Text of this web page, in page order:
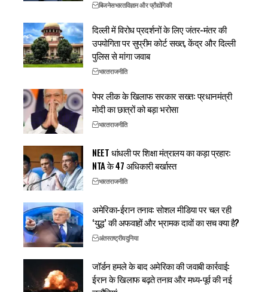
बिजनेसभारतविज्ञान और प्रौद्योगिकी
दिल्ली में विरोध प्रदर्शनों के लिए जंतर-मंतर की
उपयोगिता पर सुप्रीम कोर्ट सख्त, केंद्र और दिल्ली
पुलिस से मांगा जवाब
भारतराजनीति
पेपर लीक के खिलाफ सरकार सख्त: प्रधानमंत्री
मोदी का छात्रों को बड़ा भरोसा
भारतराजनीति
NEET धांधली पर शिक्षा मंत्रालय का कड़ा प्रहार:
NTA के 47 अधिकारी बर्खास्त
भारतराजनीति
अमेरिका-ईरान तनाव: सोशल मीडिया पर चल रही
‘युद्ध’ की अफवाहों और भ्रामक दावों का सच क्या है?
अंतरराष्ट्रीयदुनिया
जॉर्डन हमले के बाद अमेरिका की जवाबी कार्रवाई:
ईरान के खिलाफ बढ़ते तनाव और मध्य-पूर्व की नई